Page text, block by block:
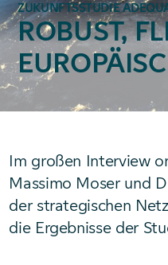
ZUKUNFTSSTUDIE
ROBUST,
Im großen Interview
Massimo Moser und
der strategischen
die Ergebnisse der